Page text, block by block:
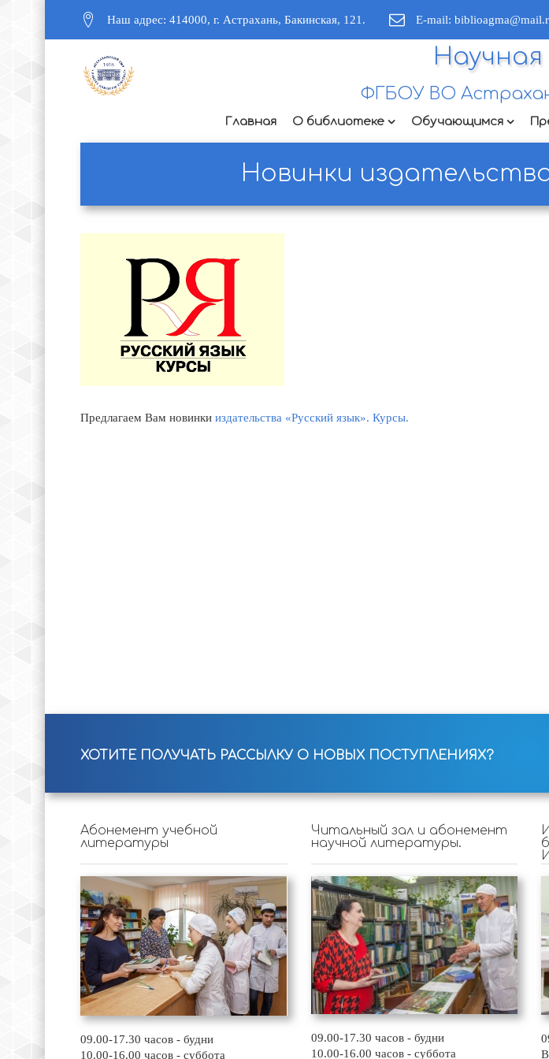
Наш адрес: 414000, г. Астрахань, Бакинская, 121. E-mail:
ФГБОУ ВО
Главная О библиотеке Обучающимся
Новинки издательства
Предлагаем Вам новинки издательства «Русский язык». Курсы.
ХОТИТЕ ПОЛУЧАТЬ РАССЫЛКУ О НОВЫХ ПОСТУПЛЕНИЯХ?
Абонемент учебной
литературы
09.00-17.30 часов - будни
10.00-16.00 часов - суббота
Читальный зал и абонемент
научной литературы.
09.00-17.30 часов - будни
10.00-16.00 часов - суббота